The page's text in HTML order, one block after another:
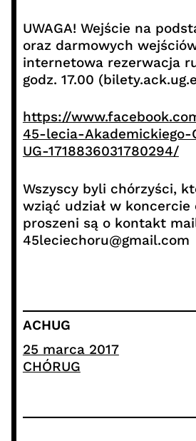
UWAGA! Wejście na
oraz darmowych
internetowa rezerwacja
godz. 17.00
https://
45-lecia-Akademickiego-
UG-1718836031780294/
Wszyscy byli chórzyści,
wziąć udział w koncercie
proszeni są o kontakt
45leciechoru@gmail.com
ACHUG
25 marca 2017
CHÓRUG